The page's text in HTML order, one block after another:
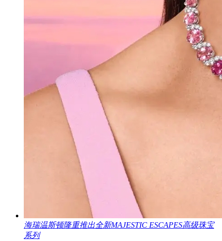
海瑞温斯顿隆重推出全新MAJESTIC ESCAPES高级珠宝
系列